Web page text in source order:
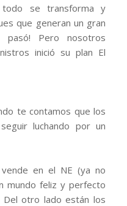
se transforma y
que generan un gran
pasó! Pero nosotros
inició su plan El
te contamos que los
luchando por un
en el NE (ya no
mundo feliz y perfecto
Del otro lado están los